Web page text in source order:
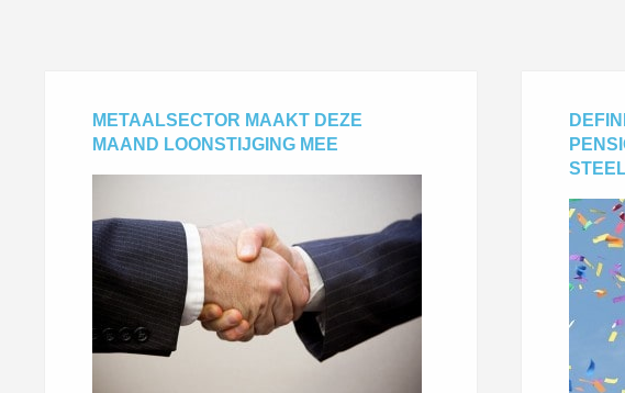
METAALSECTOR MAAKT DEZE
MAAND LOONSTIJGING MEE